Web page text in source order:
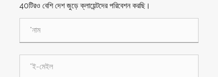
40টিরও বেশি দেশ জুড়ে ক্লায়েন্টদের পরিবেশন করছি।